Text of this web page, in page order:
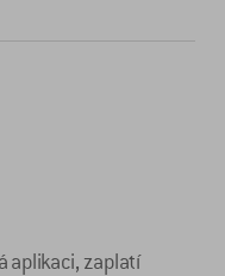
aplikaci, zaplatí